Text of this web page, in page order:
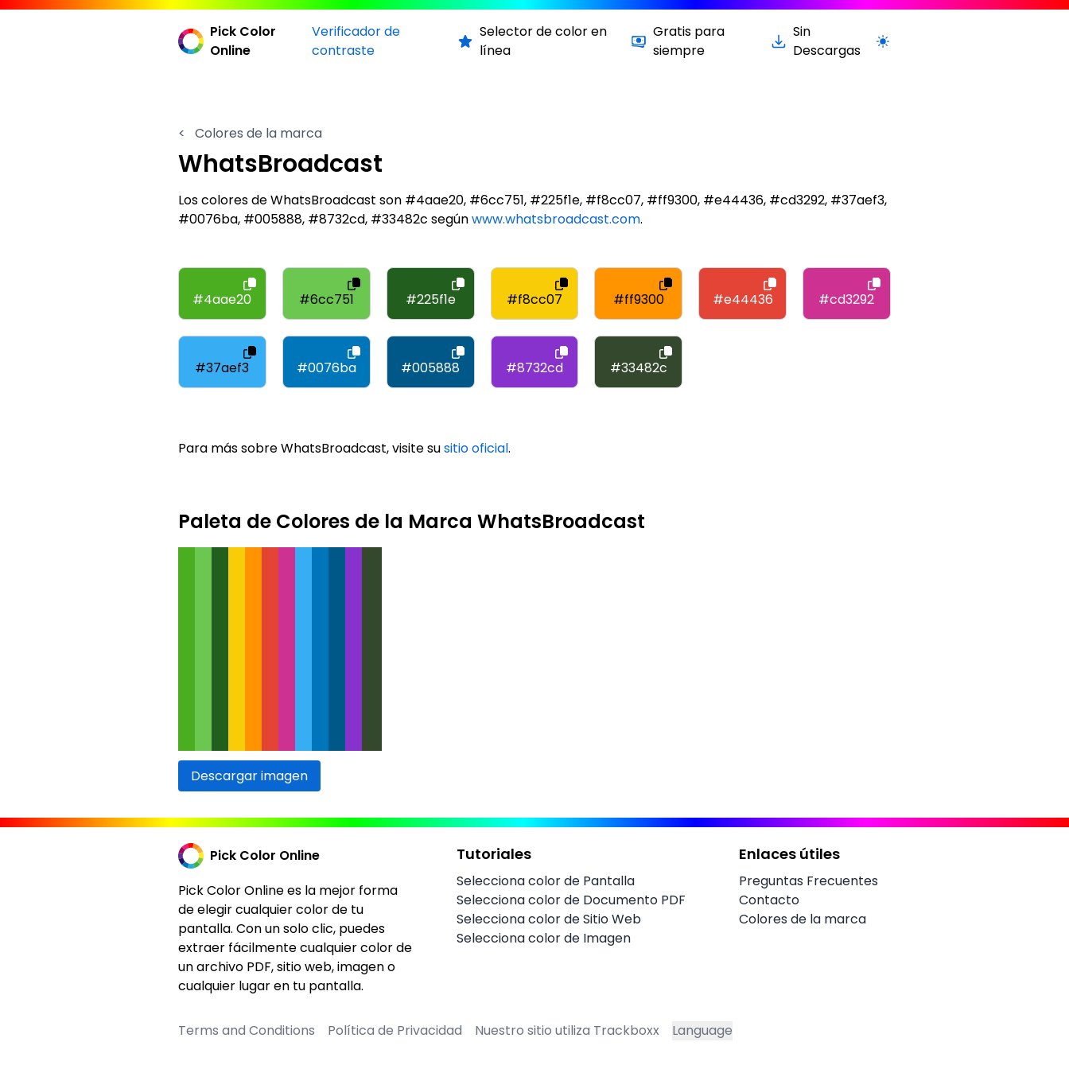
Pick Color
Online
Verificador de
contraste
Selector de color en
línea
Gratis para
siempre
Sin
Descargas
Cambiar a la versión clara / oscura
< Colores de la marca
WhatsBroadcast
Los colores de WhatsBroadcast son #4aae20, #6cc751, #225f1e, #f8cc07, #ff9300, #e44436, #cd3292, #37aef3,
#0076ba, #005888, #8732cd, #33482c segúnwww.whatsbroadcast.com.
#4aae20 #6cc751 #225f1e #f8cc07 #ff9300 #e44436 #cd3292
#37aef3 #0076ba #005888 #8732cd #33482c
Para más sobre WhatsBroadcast, visite susitio oficial.
Paleta de Colores de la Marca WhatsBroadcast
Descargar imagen
Pick Color Online
Pick Color Online es la mejor forma
de elegir cualquier color de tu
pantalla. Con un solo clic, puedes
extraer fácilmente cualquier color de
un archivo PDF, sitio web, imagen o
cualquier lugar en tu pantalla.
Tutoriales
Selecciona color de Pantalla
Selecciona color de Documento PDF
Selecciona color de Sitio Web
Selecciona color de Imagen
Enlaces útiles
Preguntas Frecuentes
Contacto
Colores de la marca
Terms and Conditions Política de Privacidad Nuestro sitio utiliza Trackboxx Language